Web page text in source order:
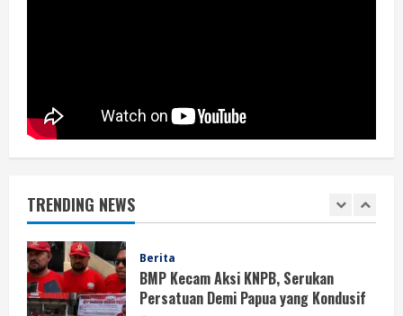
TRENDING NEWS
2
Berita
BMP Kecam Aksi KNPB, Serukan
Perang Algoritma AI Makin Kompleks,
Publik Diminta Verifikasi Informasi
Digital